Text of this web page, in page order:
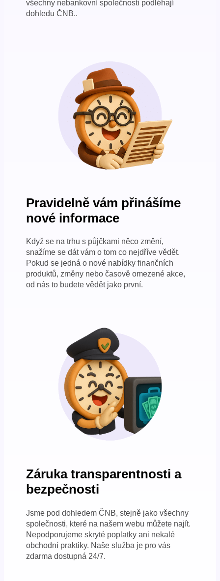
všechny nebankovní společnosti podléhají
dohledu ČNB..
Pravidelně vám přinášíme
nové informace
Když se na trhu s půjčkami něco změní,
snažíme se dát vám o tom co nejdříve vědět.
Pokud se jedná o nové nabídky finančních
produktů, změny nebo časově omezené akce,
od nás to budete vědět jako první.
Záruka transparentnosti a
bezpečnosti
Jsme pod dohledem ČNB, stejně jako všechny
společnosti, které na našem webu můžete najít.
Nepodporujeme skryté poplatky ani nekalé
obchodní praktiky. Naše služba je pro vás
zdarma dostupná 24/7.